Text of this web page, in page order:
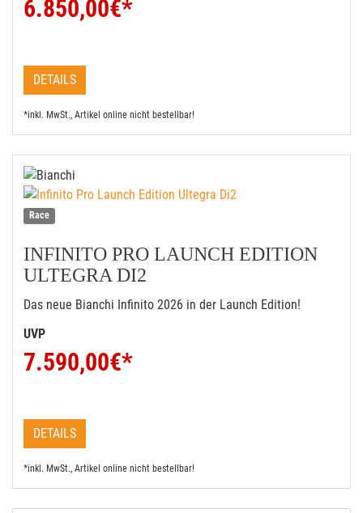
6.850,00€*
DETAILS
*inkl. MwSt., Artikel online nicht bestellbar!
Race
INFINITO PRO LAUNCH EDITION
ULTEGRA DI2
Das neue Bianchi Infinito 2026 in der Launch Edition!
UVP
7.590,00€*
DETAILS
*inkl. MwSt., Artikel online nicht bestellbar!